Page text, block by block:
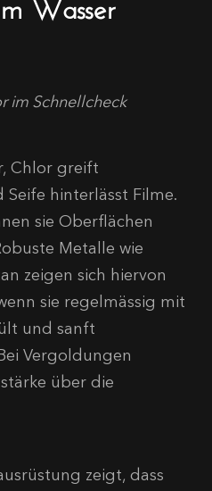
im Schnellcheck
Chlor greift
hinterlässt Filme.
sie Oberflächen
Metalle wie
zeigen sich hiervon
sie regelmässig mit
und sanft
Vergoldungen
über die
zeigt, dass